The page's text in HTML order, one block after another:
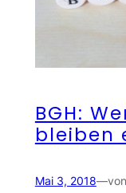
BGH:
bleiben
Mai 3, 2018—von